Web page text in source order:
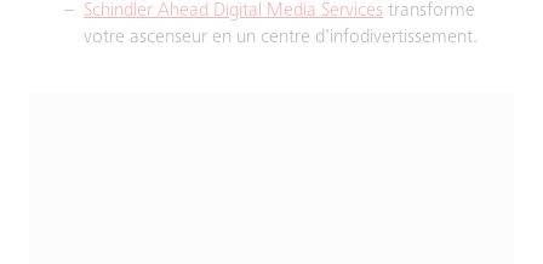
Schindler Ahead Digital Media Services transforme
votre ascenseur en un centre d'infodivertissement.